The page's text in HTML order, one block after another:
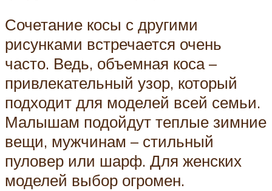
Сочетание косы с другими
рисунками встречается очень
часто. Ведь, объемная коса –
привлекательный узор, который
подходит для моделей всей семьи.
Малышам подойдут теплые зимние
вещи, мужчинам – стильный
пуловер или шарф. Для женских
моделей выбор огромен.